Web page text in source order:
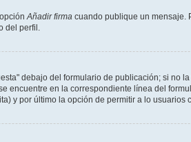
opciónAñadir firma cuando publique un mensaje.
del perfil.
debajo del formulario de publicación; si no
en la correspondiente línea del
y por último la opción de permitir a lo usuarios